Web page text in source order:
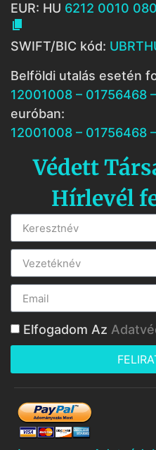
EUR: HU 6212 0010

SWIFT/BIC kód:
Belföldi utalás esetén
12001008 – 01756468
euróban:
12001008 – 01756468
Védett
Hírlevél
Elfogadom Az